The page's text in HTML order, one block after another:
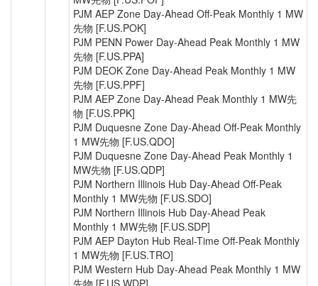
PJM AEP Zone Day-Ahead Off-Peak Monthly 1 MW
先物 [F.US.POK]
PJM PENN Power Day-Ahead Peak Monthly 1 MW
先物 [F.US.PPA]
PJM DEOK Zone Day-Ahead Peak Monthly 1 MW
先物 [F.US.PPF]
PJM AEP Zone Day-Ahead Peak Monthly 1 MW先
物 [F.US.PPK]
PJM Duquesne Zone Day-Ahead Off-Peak Monthly
1 MW先物 [F.US.QDO]
PJM Duquesne Zone Day-Ahead Peak Monthly 1
MW先物 [F.US.QDP]
PJM Northern Illinois Hub Day-Ahead Off-Peak
Monthly 1 MW先物 [F.US.SDO]
PJM Northern Illinois Hub Day-Ahead Peak
Monthly 1 MW先物 [F.US.SDP]
PJM AEP Dayton Hub Real-Time Off-Peak Monthly
1 MW先物 [F.US.TRO]
PJM Western Hub Day-Ahead Peak Monthly 1 MW
先物 [F.US.WDP]